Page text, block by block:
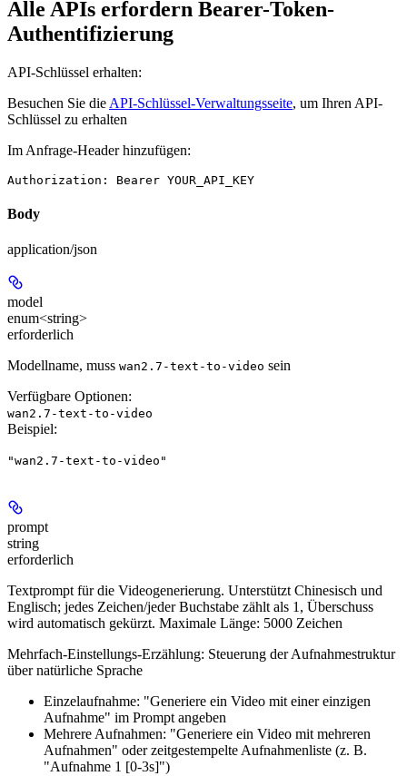
Alle APIs erfordern Bearer-Token-
Authentifizierung
API-Schlüssel erhalten:
Besuchen Sie die API-Schlüssel-Verwaltungsseite, um Ihren API-
Schlüssel zu erhalten
Im Anfrage-Header hinzufügen:
Authorization: Bearer YOUR_API_KEY
Body
application/json
model
enum<string>
erforderlich
Modellname, muss wan2.7-text-to-video sein
Verfügbare Optionen:
wan2.7-text-to-video
Beispiel:
"wan2.7-text-to-video"
prompt
string
erforderlich
Textprompt für die Videogenerierung. Unterstützt Chinesisch und
Englisch; jedes Zeichen/jeder Buchstabe zählt als 1, Überschuss
wird automatisch gekürzt. Maximale Länge: 5000 Zeichen
Mehrfach-Einstellungs-Erzählung: Steuerung der Aufnahmestruktur
über natürliche Sprache
Einzelaufnahme: "Generiere ein Video mit einer einzigen
Aufnahme" im Prompt angeben
Mehrere Aufnahmen: "Generiere ein Video mit mehreren
Aufnahmen" oder zeitgestempelte Aufnahmenliste (z. B.
"Aufnahme 1 [0-3s]")